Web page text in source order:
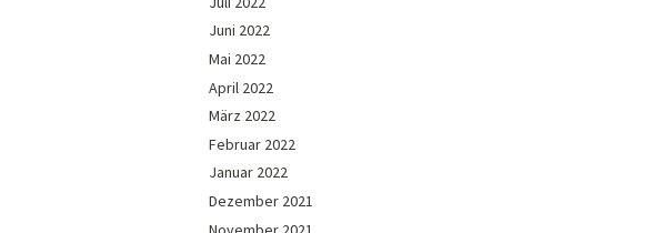
Juni 2022
Mai 2022
April 2022
März 2022
Februar 2022
Januar 2022
Dezember 2021